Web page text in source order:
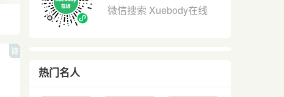
诗
微信搜索 Xuebody在线
热门名人